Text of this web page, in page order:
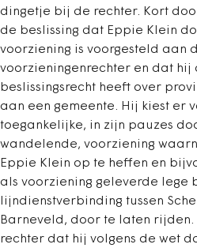
dingetje bij de rechter. Kort
de beslissing dat Eppie Klein
voorziening is voorgesteld aan
voorzieningenrechter en dat hij
beslissingsrecht heeft over
aan een gemeente. Hij kiest er
toegankelijke, in zijn pauzes
wandelende, voorziening
Eppie Klein op te heffen en
als voorziening geleverde lege
lijndienstverbinding tussen
Barneveld, door te laten rijden.
rechter dat hij volgens de wet